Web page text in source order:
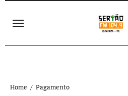
Home Pagamento